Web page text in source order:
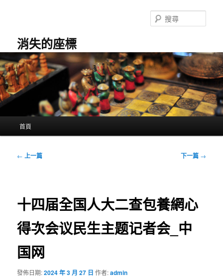
容
消失的座標
尋
首頁
文
← 上一篇 下一篇 →
十四届全国人大二查包養網心
得次会议民生主题记者会_中
国网
發佈日期:2024 年 3 月 27 日 作者:admin